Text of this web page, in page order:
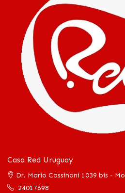
Casa Red Uruguay
Dr. Mario Cassinoni 1039 bis -
24017698